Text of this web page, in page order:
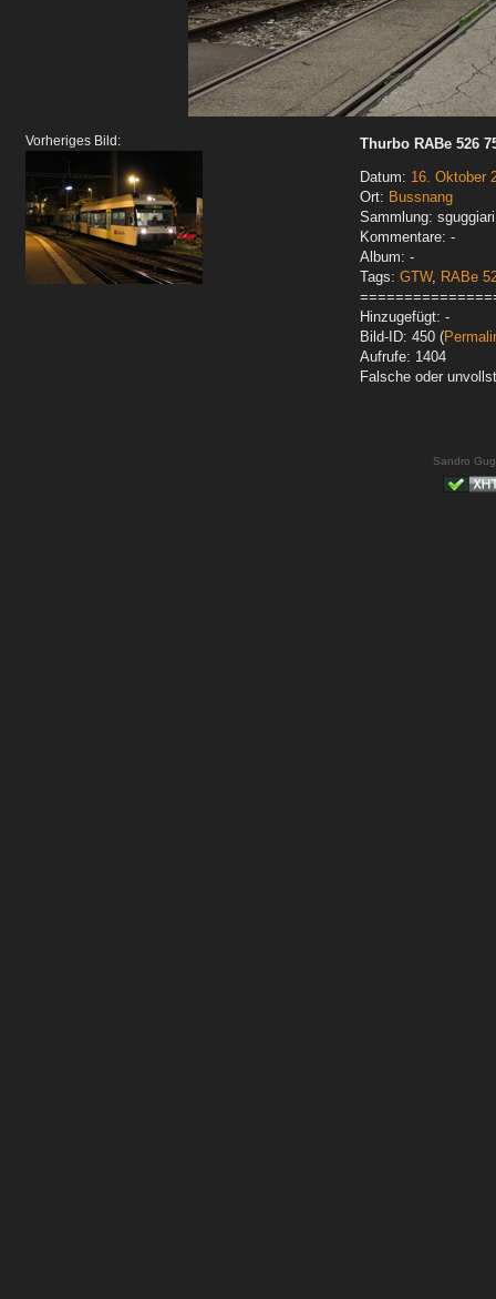
Vorheriges Bild:
Thurbo RABe 526
Datum: 16. Oktober
Ort: Bussnang
Sammlung:
Kommentare: -
Album: -
Tags: GTW, RABe
Hinzugefügt: -
Bild-ID: 450 (
Aufrufe: 1404
Falsche oder
Sandro